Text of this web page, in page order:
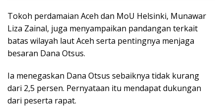
Tokoh perdamaian Aceh dan MoU Helsinki, Munawar
Liza Zainal, juga menyampaikan pandangan terkait
batas wilayah laut Aceh serta pentingnya menjaga
besaran Dana Otsus.
Ia menegaskan Dana Otsus sebaiknya tidak kurang
dari 2,5 persen. Pernyataan itu mendapat dukungan
dari peserta rapat.